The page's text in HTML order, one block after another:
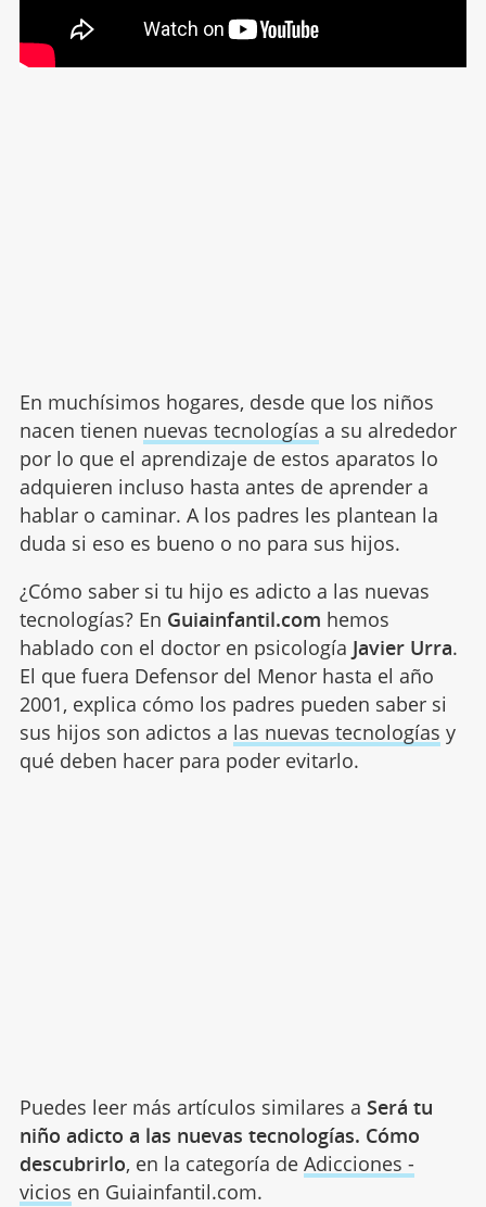
En muchísimos hogares, desde que los niños
nacen tienen nuevas tecnologías a su alrededor
por lo que el aprendizaje de estos aparatos lo
adquieren incluso hasta antes de aprender a
hablar o caminar. A los padres les plantean la
duda si eso es bueno o no para sus hijos.
¿Cómo saber si tu hijo es adicto a las nuevas
tecnologías? En Guiainfantil.com hemos
hablado con el doctor en psicología Javier Urra.
El que fuera Defensor del Menor hasta el año
2001, explica cómo los padres pueden saber si
sus hijos son adictos a las nuevas tecnologías y
qué deben hacer para poder evitarlo.
Puedes leer más artículos similares a Será tu
niño adicto a las nuevas tecnologías. Cómo
descubrirlo, en la categoría de Adicciones -
vicios en Guiainfantil.com.